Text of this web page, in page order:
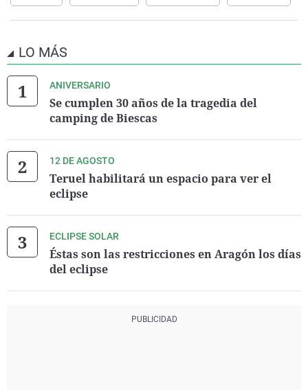
LO MÁS
ANIVERSARIO
Se cumplen 30 años de la tragedia del
camping de Biescas
12 DE AGOSTO
Teruel habilitará un espacio para ver el
eclipse
ECLIPSE SOLAR
Éstas son las restricciones en Aragón los días
del eclipse